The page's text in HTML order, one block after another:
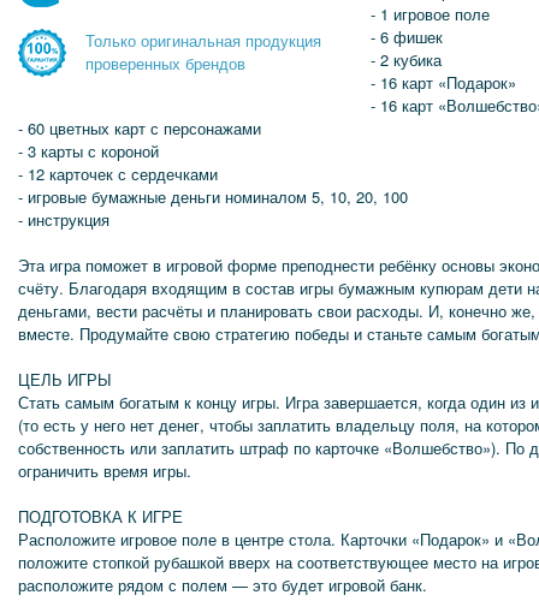
Только оригинальная продукция
проверенных брендов
- 1 игровое поле
- 6 фишек
- 2 кубика
- 16 карт «Подарок»
- 16 карт
- 60 цветных карт с персонажами
- 3 карты с короной
- 12 карточек с сердечками
- игровые бумажные деньги номиналом 5, 10, 20, 100
- инструкция
Эта игра поможет в игровой форме преподнести ребёнку основы
счёту. Благодаря входящим в состав игры бумажным купюрам дети
деньгами, вести расчёты и планировать свои расходы. И, конечно же,
вместе. Продумайте свою стратегию победы и станьте самым
ЦЕЛЬ ИГРЫ
Стать самым богатым к концу игры. Игра завершается, когда один из
(то есть у него нет денег, чтобы заплатить владельцу поля, на
собственность или заплатить штраф по карточке «Волшебство»). По
ограничить время игры.
ПОДГОТОВКА К ИГРЕ
Расположите игровое поле в центре стола. Карточки «Подарок» и
положите стопкой рубашкой вверх на соответствующее место на
расположите рядом с полем — это будет игровой банк.